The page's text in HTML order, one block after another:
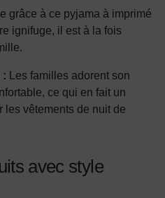
grâce à ce pyjama à imprimé
ignifuge, il est à la fois
: Les familles adorent son
ce qui en fait un
les vêtements de nuit de
avec style